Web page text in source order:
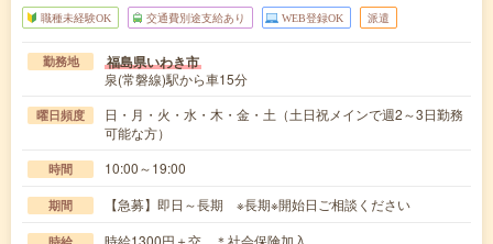
職種未経験OK 交通費別途支給あり WEB登録OK 派遣
勤務地 福島県いわき市
泉(常磐線)駅から車15分
曜日頻度
日・月・火・水・木・金・土（土日祝メインで週2～3日勤務
可能な方）
時間 10:00～19:00
期間 【急募】即日～長期 ※長期※開始日ご相談ください